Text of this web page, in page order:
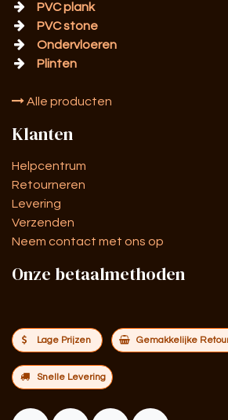
PVC plank
PVC stone
Ondervloeren
Plinten
Alle producten
Klanten
Helpcentrum
Retourneren
Levering
Verzenden
Neem contact met ons op
Onze betaalmethoden
Lage Prijzen Gemakkelijke
Snelle Levering